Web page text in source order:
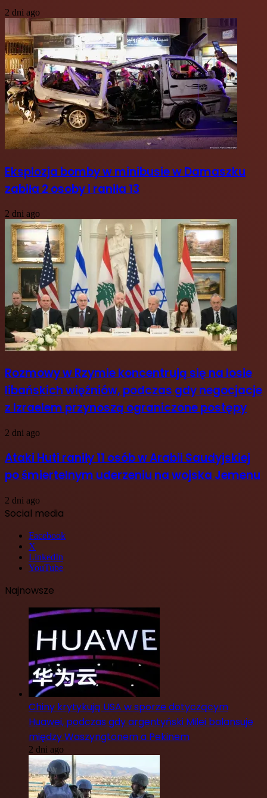
2 dni ago
Eksplozja bomby w minibusie w Damaszku
zabiła 2 osoby i raniła 13
2 dni ago
Rozmowy w Rzymie koncentrują się na losie
libańskich więźniów, podczas gdy negocjacje
z Izraelem przynoszą ograniczone postępy
2 dni ago
Ataki Huti raniły 11 osób w Arabii Saudyjskiej
po śmiertelnym uderzeniu na wojska Jemenu
2 dni ago
Social media
Facebook
X
LinkedIn
YouTube
Najnowsze
Chiny krytykują USA w sporze dotyczącym
Huawei, podczas gdy argentyński Milei balansuje
między Waszyngtonem a Pekinem
2 dni ago